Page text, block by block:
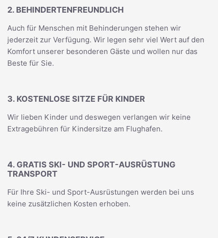
2. BEHINDERTENFREUNDLICH
Auch für Menschen mit Behinderungen stehen wir
jederzeit zur Verfügung. Wir legen sehr viel Wert auf den
Komfort unserer besonderen Gäste und wollen nur das
Beste für Sie.
3. KOSTENLOSE SITZE FÜR KINDER
Wir lieben Kinder und deswegen verlangen wir keine
Extragebühren für Kindersitze am Flughafen.
4. GRATIS SKI- UND SPORT-AUSRÜSTUNG
TRANSPORT
Für Ihre Ski- und Sport-Ausrüstungen werden bei uns
keine zusätzlichen Kosten erhoben.